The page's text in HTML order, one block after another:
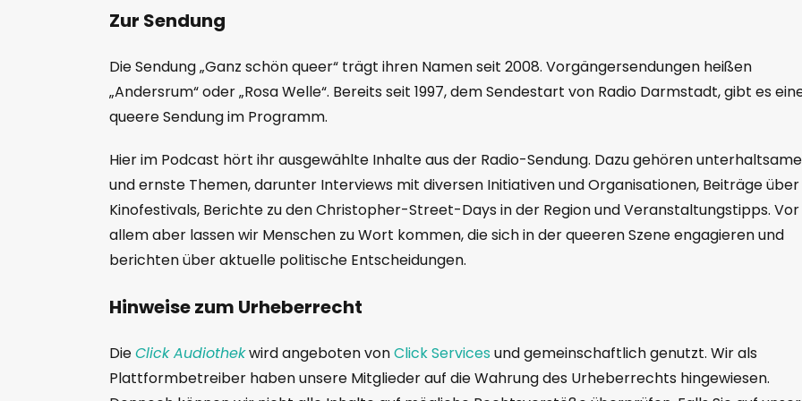
Zur Sendung
Die Sendung „Ganz schön queer“ trägt ihren Namen seit 2008. Vorgängersendungen heißen
„Andersrum“ oder „Rosa Welle“. Bereits seit 1997, dem Sendestart von Radio Darmstadt, gibt es
queere Sendung im Programm.
Hier im Podcast hört ihr ausgewählte Inhalte aus der Radio-Sendung. Dazu gehören unterhaltsame
und ernste Themen, darunter Interviews mit diversen Initiativen und Organisationen, Beiträge über
Kinofestivals, Berichte zu den Christopher-Street-Days in der Region und Veranstaltungstipps. Vor
allem aber lassen wir Menschen zu Wort kommen, die sich in der queeren Szene engagieren und
berichten über aktuelle politische Entscheidungen.
Hinweise zum Urheberrecht
DieClick Audiothekwird angeboten vonClick Servicesund gemeinschaftlich genutzt. Wir als
Plattformbetreiber haben unsere Mitglieder auf die Wahrung des Urheberrechts hingewiesen.